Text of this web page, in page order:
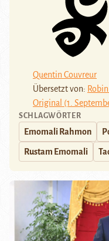
Quentin Couvreur
Übersetzt von:
Original (1.
SCHLAGWÖRTER
Emomali Rahmon
Rustam Emomali